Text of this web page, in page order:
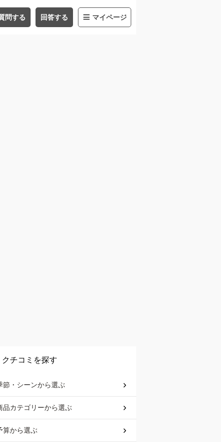
問する 回答する マイページ
クチコミを探す
節・シーンから選ぶ
品カテゴリーから選ぶ
算から選ぶ